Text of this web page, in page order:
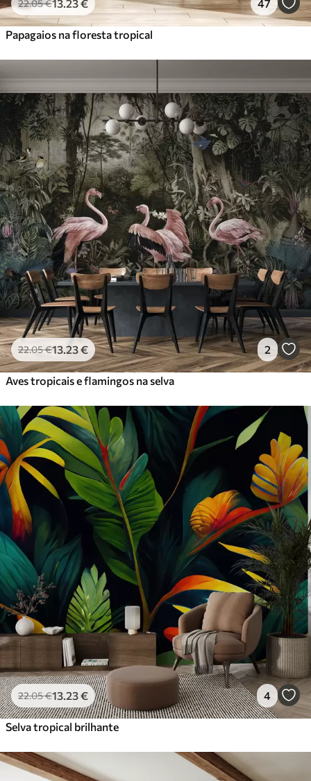
22.05€13 .23€ 47
Papagaios na floresta tropical
22.05€13 .23€ 2
Aves tropicais e flamingos na selva
22.05€13 .23€ 4
Selva tropical brilhante